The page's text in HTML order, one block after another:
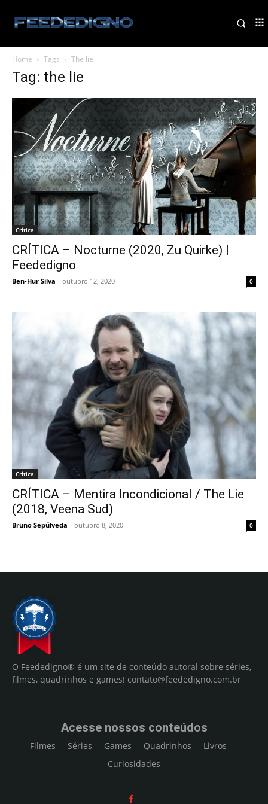
Home Tags The lie
Tag: the lie
Crítica
CRÍTICA – Nocturne (2020, Zu Quirke) |
Feededigno
Ben-Hur Silva - outubro 12, 2020 0
Crítica
CRÍTICA – Mentira Incondicional / The Lie
(2018, Veena Sud)
Bruno Sepúlveda - outubro 8, 2020 0
O Feededigno® é um site de conteúdo autoral sobre séries,
filmes, quadrinhos e games! contato@feededigno.com.br
Acesse nossos conteúdos
Filmes Séries Games Quadrinhos
Livros
Curiosidades